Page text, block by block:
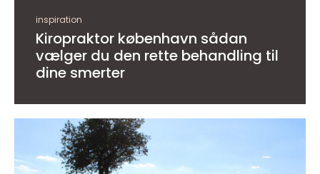
inspiration
Kiropraktor københavn sådan
vælger du den rette behandling til
dine smerter